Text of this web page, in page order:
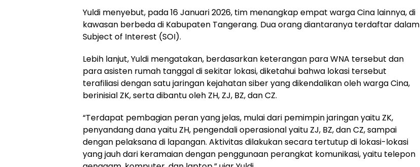
Yuldi menyebut, pada 16 Januari 2026, tim menangkap empat warga Cina lainnya, di
kawasan berbeda di Kabupaten Tangerang. Dua orang diantaranya terdaftar dalam
Subject of Interest (SOI).
Lebih lanjut, Yuldi mengatakan, berdasarkan keterangan para WNA tersebut dan
para asisten rumah tanggal di sekitar lokasi, diketahui bahwa lokasi tersebut
terafiliasi dengan satu jaringan kejahatan siber yang dikendalikan oleh warga Cina,
berinisial ZK, serta dibantu oleh ZH, ZJ, BZ, dan CZ.
“Terdapat pembagian peran yang jelas, mulai dari pemimpin jaringan yaitu ZK,
penyandang dana yaitu ZH, pengendali operasional yaitu ZJ, BZ, dan CZ, sampai
dengan pelaksana di lapangan. Aktivitas dilakukan secara tertutup di lokasi-lokasi
yang jauh dari keramaian dengan penggunaan perangkat komunikasi, yaitu telepon